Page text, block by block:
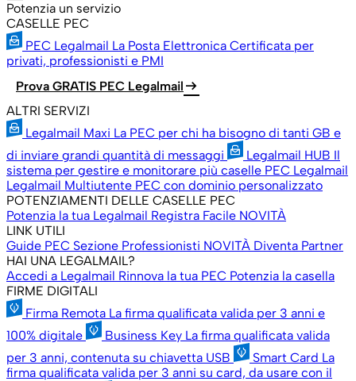
Potenzia un servizio
CASELLE PEC
PEC Legalmail La Posta Elettronica Certificata per
privati, professionisti e PMI
Prova GRATIS PEC Legalmail arrow_right_alt
ALTRI SERVIZI
Legalmail Maxi La PEC per chi ha bisogno di tanti GB e
di inviare grandi quantità di messaggi
Legalmail HUB Il
sistema per gestire e monitorare più caselle PEC Legalmail
Legalmail Multiutente PEC con dominio personalizzato
POTENZIAMENTI DELLE CASELLE PEC
Potenzia la tua Legalmail Registra Facile NOVITÀ
LINK UTILI
Guide PEC Sezione Professionisti NOVITÀ Diventa Partner
HAI UNA LEGALMAIL?
Accedi a Legalmail Rinnova la tua PEC Potenzia la casella
FIRME DIGITALI
Firma Remota La firma qualificata valida per 3 anni e
100% digitale
Business Key La firma qualificata valida
per 3 anni, contenuta su chiavetta USB
Smart Card La
firma qualificata valida per 3 anni su card, da usare con il